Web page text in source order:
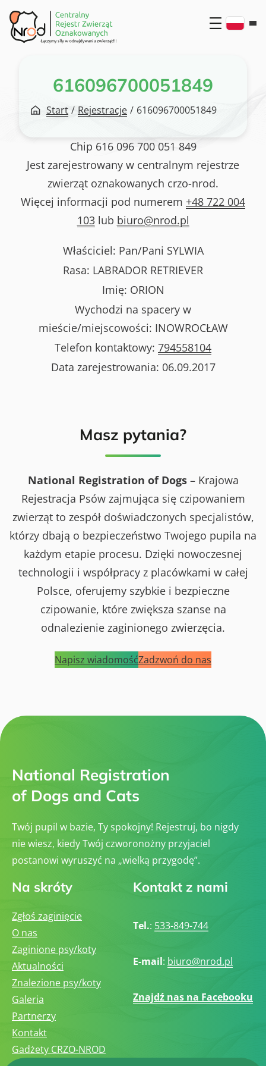
Przejdź
do
treści
616096700051849
Start / Rejestracje / 616096700051849
Chip 616 096 700 051 849
Jest zarejestrowany w centralnym rejestrze
zwierząt oznakowanych crzo-nrod.
Więcej informacji pod numerem +48 722 004
103lub biuro@nrod.pl
Właściciel: Pan/Pani SYLWIA
Rasa: LABRADOR RETRIEVER
Imię: ORION
Wychodzi na spacery w
mieście/miejscowości: INOWROCŁAW
Telefon kontaktowy: 794558104
Data zarejestrowania: 06.09.2017
Masz pytania?
National Registration of Dogs– Krajowa
Rejestracja Psów zajmująca się czipowaniem
zwierząt to zespół doświadczonych specjalistów,
którzy dbają o bezpieczeństwo Twojego pupila na
każdym etapie procesu. Dzięki nowoczesnej
technologii i współpracy z placówkami w całej
Polsce, oferujemy szybkie i bezpieczne
czipowanie, które zwiększa szanse na
odnalezienie zaginionego zwierzęcia.
Napisz wiadomośćZadzwoń do nas
National Registration
of Dogs and Cats
Twój pupil w bazie, Ty spokojny! Rejestruj, bo nigdy
nie wiesz, kiedy Twój czworonożny przyjaciel
postanowi wyruszyć na „wielką przygodę”.
Na skróty
Zgłoś zaginięcie
O nas
Zaginione psy/koty
Aktualności
Znalezione psy/koty
Galeria
Partnerzy
Kontakt
Gadżety CRZO-NROD
Kontakt z nami
Tel.: 533-849-744
E-mail: biuro@nrod.pl
Znajdź nas na Facebooku